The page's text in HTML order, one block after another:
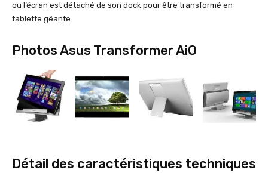
ou l’écran est détaché de son dock pour être transformé en
tablette géante.
Photos Asus Transformer AiO
Détail des caractéristiques techniques